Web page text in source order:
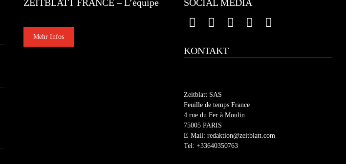
ZEITBLATT FRANCE – L’équipe
Mehr Infos
SOCIAL MEDIA
KONTAKT
Zeitblatt SAS
Feuille de temps France
4 rue du Fer à Moulin
75005 PARIS
E-Mail: redaktion@zeitblatt.com
Tel: +33640350763